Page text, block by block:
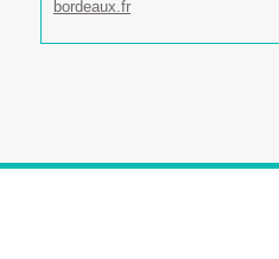
bordeaux.fr